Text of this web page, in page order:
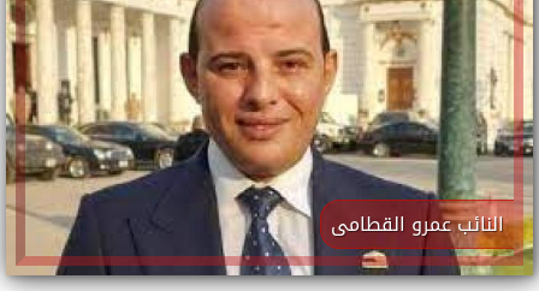
النائب عمرو القطامى